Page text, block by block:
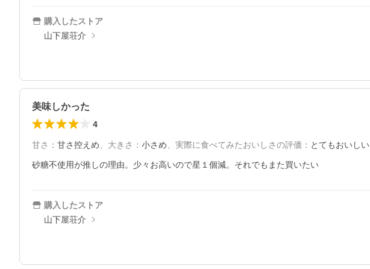
購入したストア
山下屋荘介
美味しかった
4
甘さ ： 甘さ控えめ、 大きさ ： 小さめ、 実際に食べてみたおいしさの評価 ： とてもおいしい
砂糖不使用が推しの理由。少々お高いので星１個減。それでもまた買いたい
購入したストア
山下屋荘介